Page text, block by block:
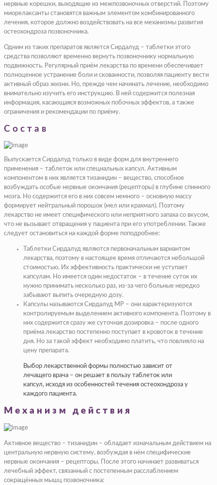
нервные корешки, выходящие из межпозвоночных отверстий. Поэтому
миорелаксанты становятся важным элементом комбинированного
лечения, которое должно воздействовать на все механизмы развития
остеохондроза позвоночника.
Одним из таких препаратов является Сирдалуд – таблетки этого
средства позволяют временно вернуть позвоночнику нормальную
подвижность. Регулярный приём лекарства по времени обеспечивает
полноценное устранение боли и скованности, позволяя пациенту вести
активный образ жизни. Но, прежде чем начинать лечение, необходимо
внимательно изучить его инструкцию. В ней содержится полезная
информация, касающаяся возможных побочных эффектов, а также
ограничения и рекомендации по приёму.
Состав
Выпускается Сирдалуд только в виде форм для внутреннего
применения – таблеток или специальных капсул. Активным
компонентом в них является тизанидин – вещество, способное
возбуждать особые нервные окончания (рецепторы) в глубине спинного
мозга. Но содержится его в них совсем немного – основную массу
формирует нейтральный порошок (мел или крахмал). Поэтому
лекарство не имеет специфического или неприятного запаха со вкусом,
что не вызывает отвращения у пациента при его употреблении. Также
следует остановиться на каждой форме поподробнее:
Таблетки Сирдалуд являются первоначальным вариантом
лекарства, поэтому в настоящее время отличаются небольшой
стоимостью. Их эффективность практически не уступает
капсулам. Но имеется один недостаток – в течение суток их
нужно принимать несколько раз, из-за чего больные нередко
забывают выпить очередную дозу.
Капсулы называются Сирдалуд МР – они характеризуются
контролируемым выделением активного компонента. Поэтому в
них содержится сразу же суточная дозировка – после одного
приёма лекарство постепенно поступает в кровоток в течение
дня. Но за такой эффект необходимо платить, что повлияло на
цену препарата.
Выбор лекарственной формы полностью зависит от
лечащего врача – он решает в пользу таблеток или
капсул, исходя из особенностей течения остеохондроза у
каждого пациента.
Механизм действия
Активное вещество – тизанидин – обладает изначальным действием на
центральную нервную систему, возбуждая в нём специфические
нервные окончания – рецепторы. После этого начинает развиваться
лечебный эффект, связанный с постепенным расслаблением
сокращённых мышц позвоночника: